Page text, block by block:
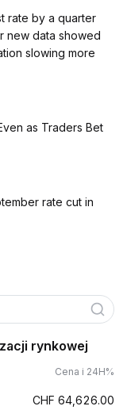
rate by a quarter
new data showed
slowing more
as Traders Bet
rate cut in
rynkowej
Cena i 24H%
CHF 64,626.00